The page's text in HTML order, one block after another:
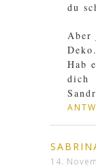
du
Aber
Deko.
Hab
dich
14.